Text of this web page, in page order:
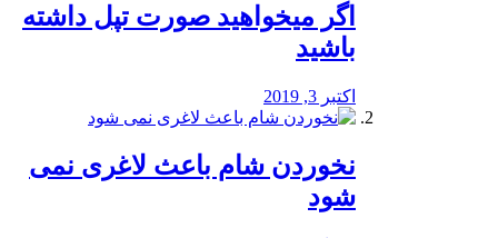
اگر میخواهید صورت تپل داشته
باشید
اکتبر 3, 2019
نخوردن شام باعث لاغری نمی
‌شود